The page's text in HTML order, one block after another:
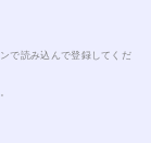
で読み込んで登録してくだ